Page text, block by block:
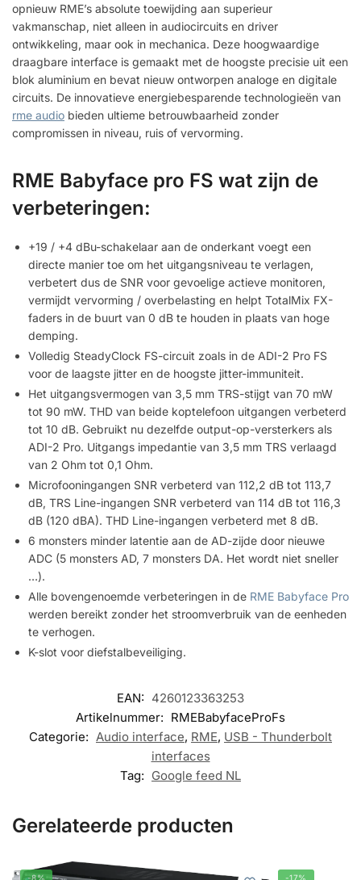
opnieuw RME’s absolute toewijding aan superieur
vakmanschap, niet alleen in audiocircuits en driver
ontwikkeling, maar ook in mechanica. Deze hoogwaardige
draagbare interface is gemaakt met de hoogste precisie uit een
blok aluminium en bevat nieuw ontworpen analoge en digitale
circuits. De innovatieve energiebesparende technologieën van
rme audio bieden ultieme betrouwbaarheid zonder
compromissen in niveau, ruis of vervorming.
RME Babyface pro FS wat zijn de
verbeteringen:
+19 / +4 dBu-schakelaar aan de onderkant voegt een
directe manier toe om het uitgangsniveau te verlagen,
verbetert dus de SNR voor gevoelige actieve monitoren,
vermijdt vervorming / overbelasting en helpt TotalMix FX-
faders in de buurt van 0 dB te houden in plaats van hoge
demping.
Volledig SteadyClock FS-circuit zoals in de ADI-2 Pro FS
voor de laagste jitter en de hoogste jitter-immuniteit.
Het uitgangsvermogen van 3,5 mm TRS-stijgt van 70 mW
tot 90 mW. THD van beide koptelefoon uitgangen verbeterd
tot 10 dB. Gebruikt nu dezelfde output-op-versterkers als
ADI-2 Pro. Uitgangs impedantie van 3,5 mm TRS verlaagd
van 2 Ohm tot 0,1 Ohm.
Microfooningangen SNR verbeterd van 112,2 dB tot 113,7
dB, TRS Line-ingangen SNR verbeterd van 114 dB tot 116,3
dB (120 dBA). THD Line-ingangen verbeterd met 8 dB.
6 monsters minder latentie aan de AD-zijde door nieuwe
ADC (5 monsters AD, 7 monsters DA. Het wordt niet sneller
…).
Alle bovengenoemde verbeteringen in de RME Babyface Pro
werden bereikt zonder het stroomverbruik van de eenheden
te verhogen.
K-slot voor diefstalbeveiliging.
EAN: 4260123363253
Artikelnummer: RMEBabyfaceProFs
Categorie: Audio interface, RME, USB - Thunderbolt
interfaces
Tag: Google feed NL
Gerelateerde producten
-8% -17%